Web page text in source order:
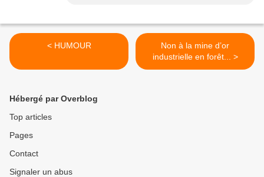
< HUMOUR
Non à la mine d’or
industrielle en forêt... >
Hébergé par Overblog
Top articles
Pages
Contact
Signaler un abus